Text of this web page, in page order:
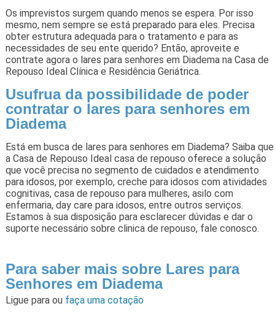
Os imprevistos surgem quando menos se espera. Por isso
mesmo, nem sempre se está preparado para eles. Precisa
obter estrutura adequada para o tratamento e para as
necessidades de seu ente querido? Então, aproveite e
contrate agora o lares para senhores em Diadema na Casa de
Repouso Ideal Clínica e Residência Geriátrica.
Usufrua da possibilidade de poder
contratar o lares para senhores em
Diadema
Está em busca de lares para senhores em Diadema? Saiba que
a Casa de Repouso Ideal casa de repouso oferece a solução
que você precisa no segmento de cuidados e atendimento
para idosos, por exemplo, creche para idosos com atividades
cognitivas, casa de repouso para mulheres, asilo com
enfermaria, day care para idosos, entre outros serviços.
Estamos à sua disposição para esclarecer dúvidas e dar o
suporte necessário sobre clinica de repouso, fale conosco.
Para saber mais sobre Lares para
Senhores em Diadema
Ligue para ou faça uma cotação